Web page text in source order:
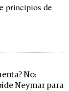
principios de
No:
Neymar para